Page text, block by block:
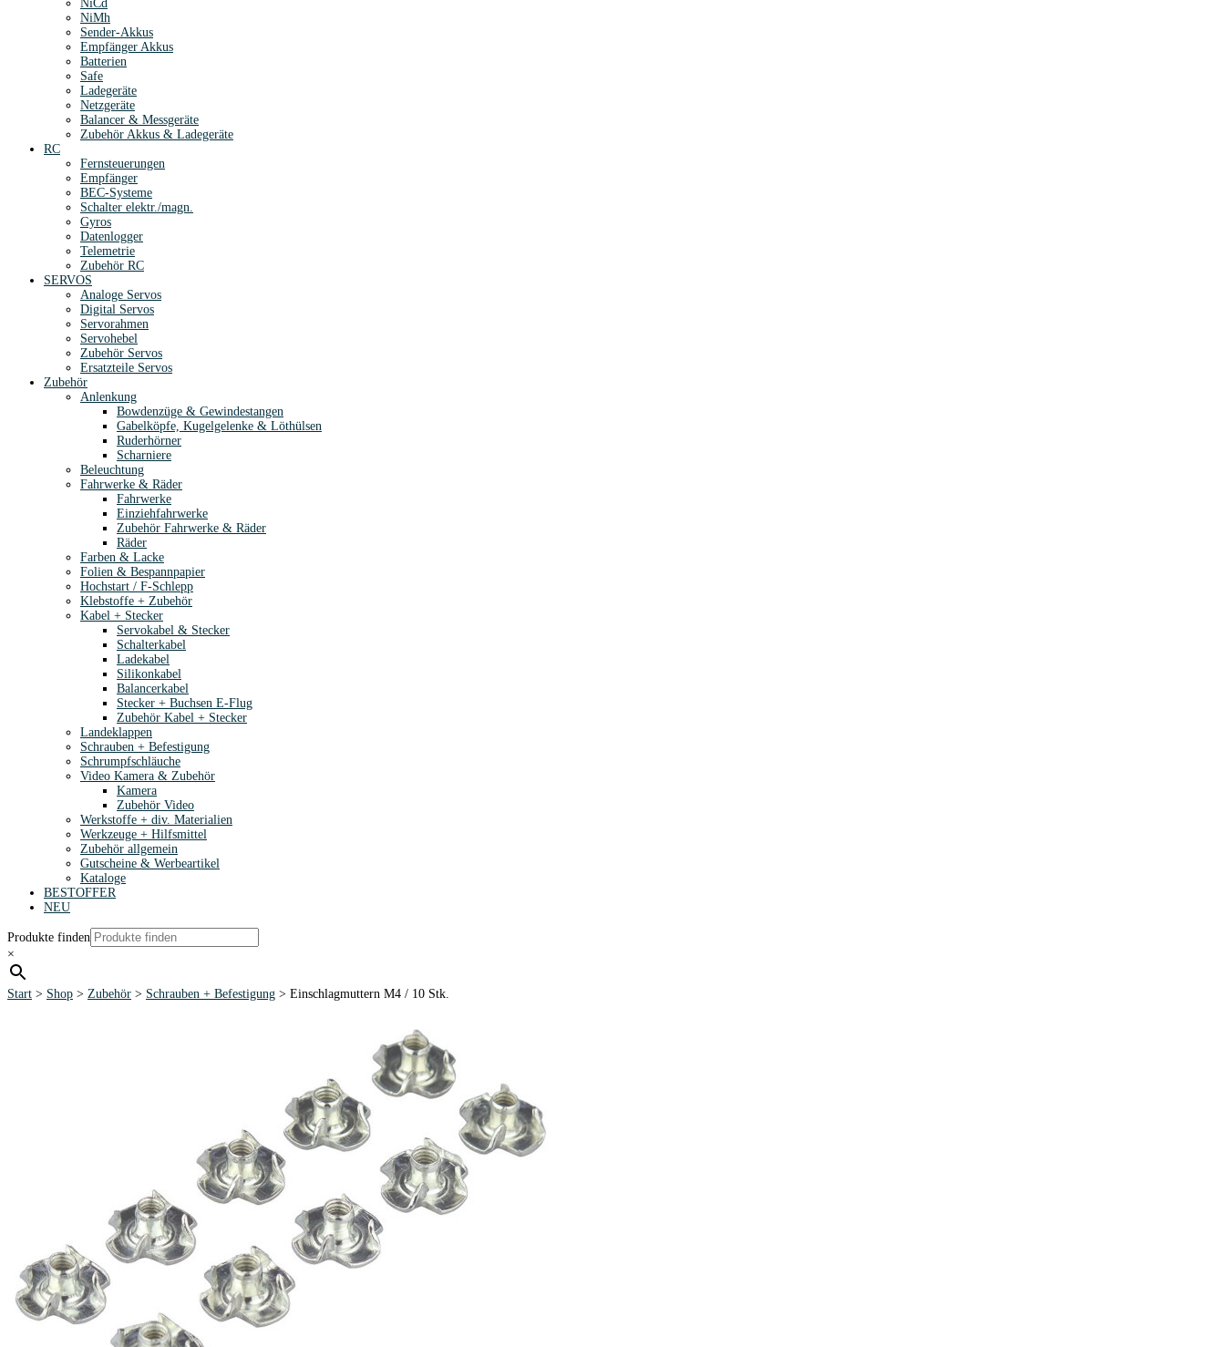
NiCd
NiMh
Sender-Akkus
Empfänger Akkus
Batterien
Safe
Ladegeräte
Netzgeräte
Balancer & Messgeräte
Zubehör Akkus & Ladegeräte
RC
Fernsteuerungen
Empfänger
BEC-Systeme
Schalter elektr./magn.
Gyros
Datenlogger
Telemetrie
Zubehör RC
SERVOS
Analoge Servos
Digital Servos
Servorahmen
Servohebel
Zubehör Servos
Ersatzteile Servos
Zubehör
Anlenkung
Bowdenzüge & Gewindestangen
Gabelköpfe, Kugelgelenke & Löthülsen
Ruderhörner
Scharniere
Beleuchtung
Fahrwerke & Räder
Fahrwerke
Einziehfahrwerke
Zubehör Fahrwerke & Räder
Räder
Farben & Lacke
Folien & Bespannpapier
Hochstart / F-Schlepp
Klebstoffe + Zubehör
Kabel + Stecker
Servokabel & Stecker
Schalterkabel
Ladekabel
Silikonkabel
Balancerkabel
Stecker + Buchsen E-Flug
Zubehör Kabel + Stecker
Landeklappen
Schrauben + Befestigung
Schrumpfschläuche
Video Kamera & Zubehör
Kamera
Zubehör Video
Werkstoffe + div. Materialien
Werkzeuge + Hilfsmittel
Zubehör allgemein
Gutscheine & Werbeartikel
Kataloge
BESTOFFER
NEU
Produkte finden
×
Start > Shop > Zubehör > Schrauben + Befestigung > Einschlagmuttern M4 / 10 Stk.